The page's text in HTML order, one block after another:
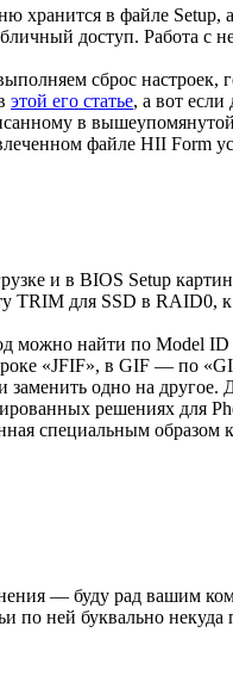
хранится в файле
доступ. Работа с
сброс настроек,
этой его статье, а вот
в
файле HII Form
и в BIOS Setup
TRIM для SSD в RAID0,
можно найти по Model ID
«JFIF», в GIF — по
заменить одно на
решениях для
специальным образом
— буду рад вашим
по ней буквально некуда